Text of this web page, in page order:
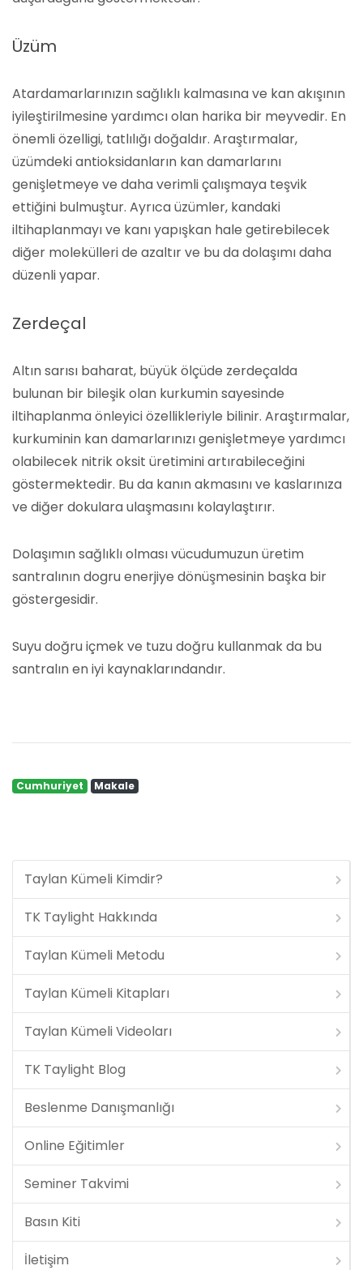
Üzüm
Atardamarlarınızın sağlıklı kalmasına ve kan akışının
iyileştirilmesine yardımcı olan harika bir meyvedir. En
önemli özelligi, tatlılığı doğaldır. Araştırmalar,
üzümdeki antioksidanların kan damarlarını
genişletmeye ve daha verimli çalışmaya teşvik
ettiğini bulmuştur. Ayrıca üzümler, kandaki
iltihaplanmayı ve kanı yapışkan hale getirebilecek
diğer molekülleri de azaltır ve bu da dolaşımı daha
düzenli yapar.
Zerdeçal
Altın sarısı baharat, büyük ölçüde zerdeçalda
bulunan bir bileşik olan kurkumin sayesinde
iltihaplanma önleyici özellikleriyle bilinir. Araştırmalar,
kurkuminin kan damarlarınızı genişletmeye yardımcı
olabilecek nitrik oksit üretimini artırabileceğini
göstermektedir. Bu da kanın akmasını ve kaslarınıza
ve diğer dokulara ulaşmasını kolaylaştırır.
Dolaşımın sağlıklı olması vücudumuzun üretim
santralının dogru enerjiye dönüşmesinin başka bir
göstergesidir.
Suyu doğru içmek ve tuzu doğru kullanmak da bu
santralın en iyi kaynaklarındandır.
Cumhuriyet Makale
Taylan Kümeli Kimdir?
TK Taylight Hakkında
Taylan Kümeli Metodu
Taylan Kümeli Kitapları
Taylan Kümeli Videoları
TK Taylight Blog
Beslenme Danışmanlığı
Online Eğitimler
Seminer Takvimi
Basın Kiti
İletişim